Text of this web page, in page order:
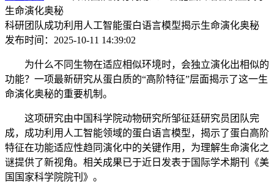
生命演化奥秘
科研团队成功利用人工智能蛋白语言模型揭示生命演化奥秘
发布时间： 2025-10-11 14:39:02
为什么不同生物在适应相似环境时，会独立演化出相似的
功能？一项最新研究从蛋白质的“高阶特征”层面揭示了这一生
命演化奥秘的重要机制。
这项研究由中国科学院动物研究所邹征廷研究员团队完
成，成功利用人工智能领域的蛋白语言模型，揭示了蛋白高阶
特征在功能适应性趋同演化中的关键作用，为理解生命演化之
谜提供了新视角。相关成果已于近日发表于国际学术期刊《美
国国家科学院院刊》。